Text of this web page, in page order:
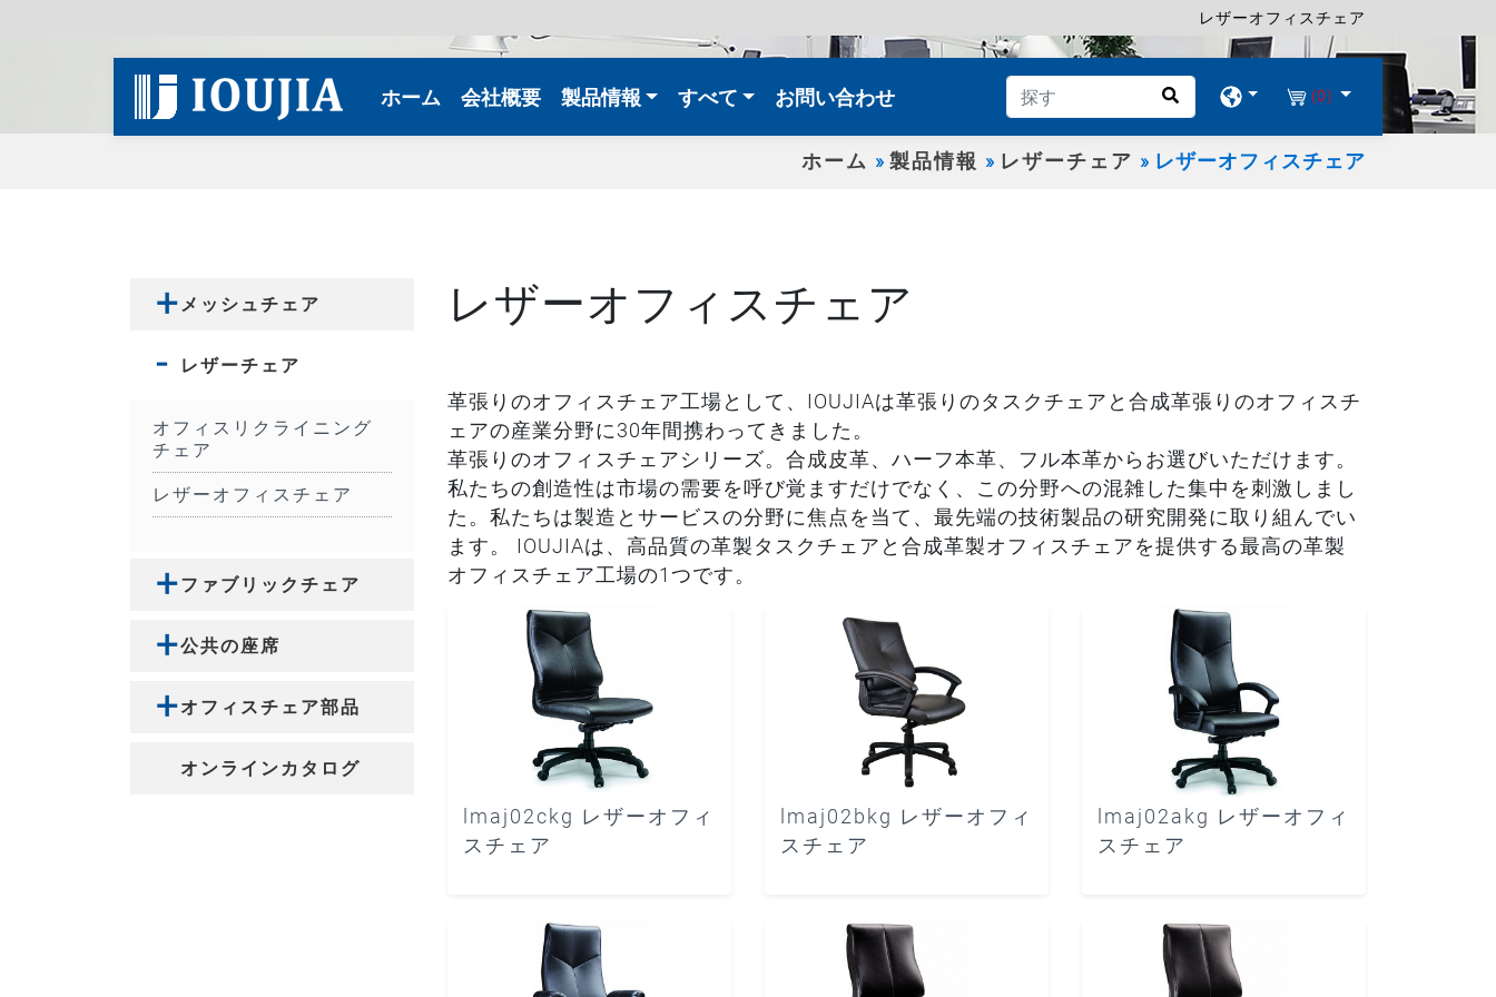
レザーオフィスチェア
ホーム (current)
会社概要 製品情報 すべて お問い合わせ (0)
ホーム 製品情報 レザーチェア レザーオフィスチェア
メッシュチェア
レザーチェア
オフィスリクライニング
チェア
レザーオフィスチェア
ファブリックチェア
公共の座席
オフィスチェア部品
オンラインカタログ
レザーオフィスチェア
革張りのオフィスチェア工場として、IOUJIAは革張りのタスクチェアと合成革張りのオフィスチ
ェアの産業分野に30年間携わってきました。
革張りのオフィスチェアシリーズ。合成皮革、ハーフ本革、フル本革からお選びいただけます。
私たちの創造性は市場の需要を呼び覚ますだけでなく、この分野への混雑した集中を刺激しまし
た。私たちは製造とサービスの分野に焦点を当て、最先端の技術製品の研究開発に取り組んでい
ます。 IOUJIAは、高品質の革製タスクチェアと合成革製オフィスチェアを提供する最高の革製
オフィスチェア工場の1つです。
lmaj02ckg レザーオフィ
スチェア
lmaj02bkg レザーオフィ
スチェア
lmaj02akg レザーオフィ
スチェア